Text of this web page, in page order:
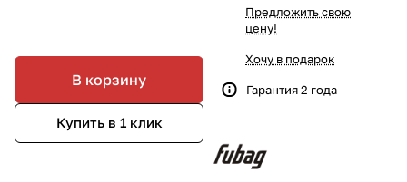
В корзину
Купить в 1 клик
Предложить свою
цену!
Хочу в подарок
Гарантия 2 года